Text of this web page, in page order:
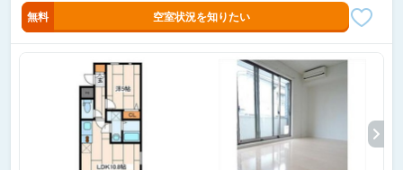
無料 空室状況を知りたい